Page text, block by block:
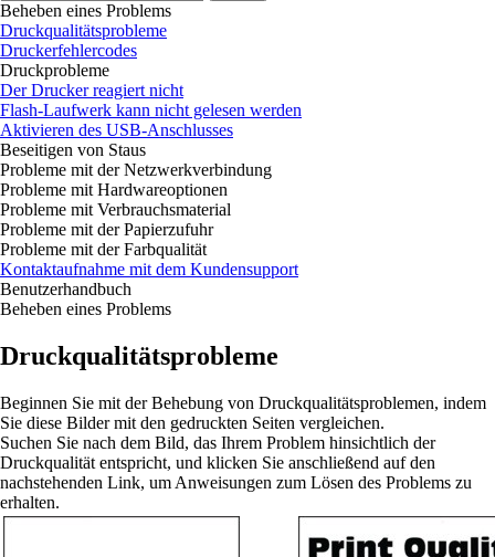
Beheben eines Problems
Druckqualitätsprobleme
Druckerfehlercodes
Druckprobleme
Der Drucker reagiert nicht
Flash-Laufwerk kann nicht gelesen werden
Aktivieren des USB-Anschlusses
Beseitigen von Staus
Probleme mit der Netzwerkverbindung
Probleme mit Hardwareoptionen
Probleme mit Verbrauchsmaterial
Probleme mit der Papierzufuhr
Probleme mit der Farbqualität
Kontaktaufnahme mit dem Kundensupport
Benutzerhandbuch
Beheben eines Problems
Druckqualitätsprobleme
Beginnen Sie mit der Behebung von Druckqualitätsproblemen, indem
Sie diese Bilder mit den gedruckten Seiten vergleichen.
Suchen Sie nach dem Bild, das Ihrem Problem hinsichtlich der
Druckqualität entspricht, und klicken Sie anschließend auf den
nachstehenden Link, um Anweisungen zum Lösen des Problems zu
erhalten.